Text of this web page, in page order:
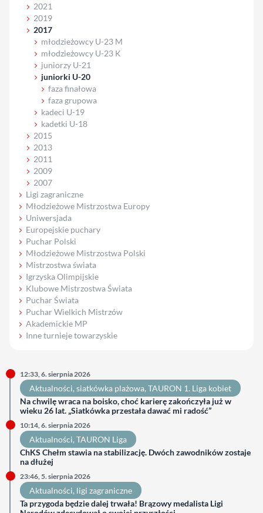
2021
2019
2017
młodzieżowcy U-23 M
młodzieżowcy U-23 K
juniorzy U-21
juniorki U-20
faza finałowa
faza grupowa
kadeci U-19
kadetki U-18
2015
2013
2011
2009
2007
Ligi zagraniczne
Młodzieżowe Mistrzostwa Europy
Uniwersjada
Europejskie puchary
Puchar Polski
Młodzieżowe Mistrzostwa Polski
Mistrzostwa świata
Igrzyska Olimpijskie
Klubowe Mistrzostwa Świata
Puchar Świata
Puchar Wielkich Mistrzów
Akademickie MP
Inne turnieje towarzyskie
12:33, 6. sierpnia 2026
Aktualności, siatkówka plażowa, TAURON 1. Liga kobiet
Na chwilę wraca na boisko, choć karierę zakończyła już w
wieku 26 lat. „Siatkówka przestała dawać mi radość”
10:14, 6. sierpnia 2026
Aktualności, TAURON Liga
ChKS Chełm stawia na stabilizację. Dwóch zawodników zostaje
na dłużej
23:46, 5. sierpnia 2026
Aktualności, ligi zagraniczne
Ta przygoda będzie dalej trwała! Brązowy medalista Ligi